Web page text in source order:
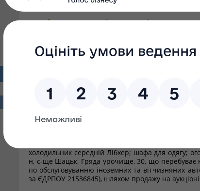
Інформація
Львівській,
областях про
Наказом регіонального відділення Фонду
приватизації державної власності: об'єкта
А-1 загальною площею 139,4 кв. м; ліжко з
холодильник середній Лібхер; шафа для одягу;
н, с-ще Шацьк, Гряда урочище, 30, що перебуває
по обслуговуванню іноземних та вітчизняних
за ЄДРПОУ 21536845), шляхом продажу на